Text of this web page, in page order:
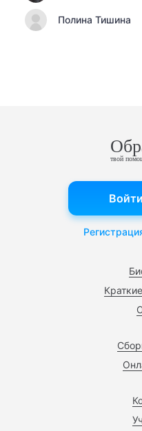
Полина Тишина
твой